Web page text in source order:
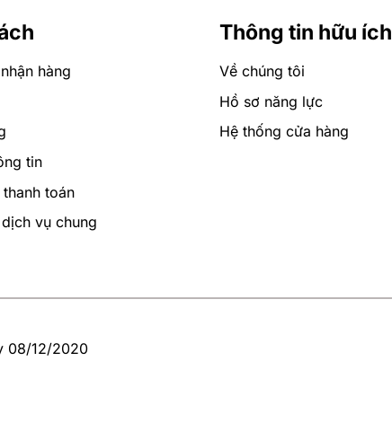
hàng
tin
toán
vụ chung
Thông tin hữu ích
Về chúng tôi
Hồ sơ năng lực
Hệ thống cửa hàng
08/12/2020